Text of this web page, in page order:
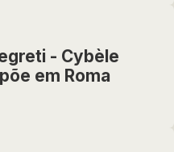
- Cybèle
em Roma